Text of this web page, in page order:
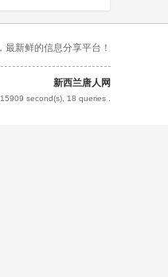
最新鲜的信息分享平台！
新西兰唐人网
second(s), 18 queries .